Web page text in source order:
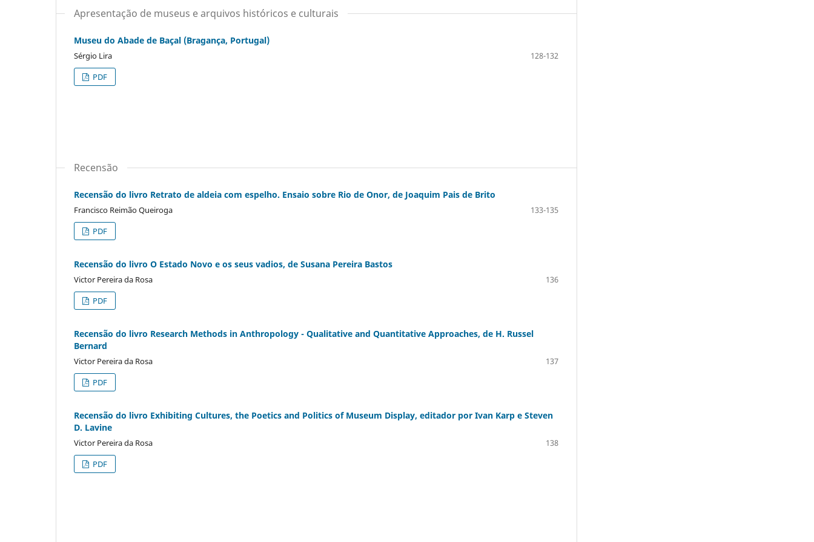
Apresentação de museus e arquivos históricos e culturais
Museu do Abade de Baçal (Bragança, Portugal)
Sérgio Lira
128-132
PDF
Recensão
Recensão do livro Retrato de aldeia com espelho. Ensaio sobre Rio de Onor, de Joaquim Pais de Brito
Francisco Reimão Queiroga
133-135
PDF
Recensão do livro O Estado Novo e os seus vadios, de Susana Pereira Bastos
Victor Pereira da Rosa
136
PDF
Recensão do livro Research Methods in Anthropology - Qualitative and Quantitative Approaches, de H. Russel
Bernard
Victor Pereira da Rosa
137
PDF
Recensão do livro Exhibiting Cultures, the Poetics and Politics of Museum Display, editador por Ivan Karp e Steven
D. Lavine
Victor Pereira da Rosa
138
PDF